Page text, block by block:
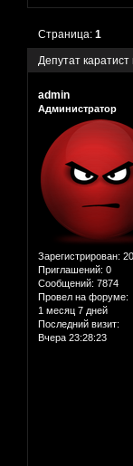
Депутат
Страница:1
admin
Администратор
Зарегистрирован:
Приглашений: 0
Сообщений: 7874
Провел на форуме:
1 месяц 7 дней
Последний визит:
Вчера 23:28:23